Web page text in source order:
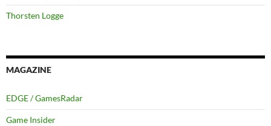
Thorsten Logge
MAGAZINE
EDGE / GamesRadar
Game Insider